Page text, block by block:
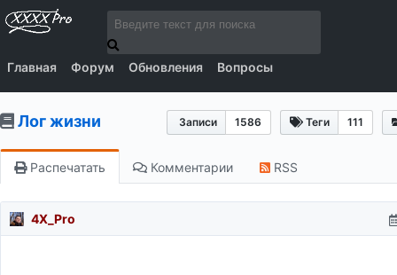
Главная Форум Обновления Вопросы
Записи 1586 Теги 111
Лог жизни
Распечатать Комментарии RSS
4X_Pro